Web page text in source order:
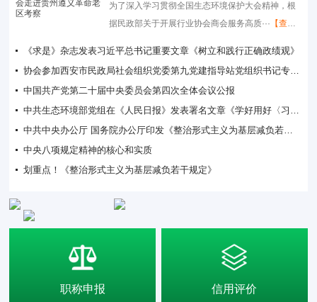
为了深入学习贯彻全国生态环境保护大会精神，根
据民政部关于开展行业协会商会服务高质··· 【查看
《求是》杂志发表习近平总书记重要文章《树立和践行正确政绩观》
协会参加西安市民政局社会组织党委第九党建指导站党组织书记专项培训暨述职交流会
中国共产党第二十届中央委员会第四次全体会议公报
中共生态环境部党组在《人民日报》发表署名文章《学好用好〈习近平生态文明文选〉建设人与自然和谐共生的美丽中国》
中共中央办公厅 国务院办公厅印发《整治形式主义为基层减负若干规定》
中央八项规定精神的核心和实质
划重点！《整治形式主义为基层减负若干规定》
职称申报 信用评价